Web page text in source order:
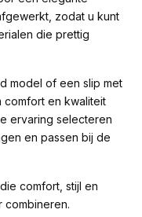
zodat u kunt
die prettig
model of een slip met
comfort en kwaliteit
ervaring selecteren
en passen bij de
comfort, stijl en
combineren.